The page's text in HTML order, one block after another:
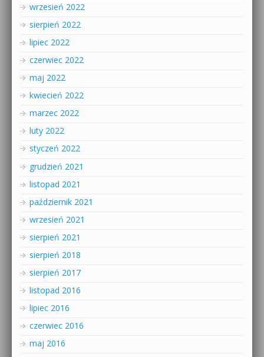
wrzesień 2022
sierpień 2022
lipiec 2022
czerwiec 2022
maj 2022
kwiecień 2022
marzec 2022
luty 2022
styczeń 2022
grudzień 2021
listopad 2021
październik 2021
wrzesień 2021
sierpień 2021
sierpień 2018
sierpień 2017
listopad 2016
lipiec 2016
czerwiec 2016
maj 2016